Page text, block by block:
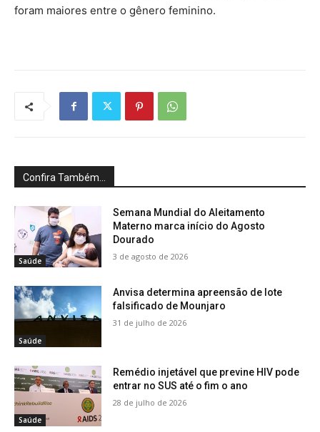
foram maiores entre o gênero feminino.
Confira Também...
Saúde
Semana Mundial do Aleitamento
Materno marca início do Agosto
Dourado
3 de agosto de 2026
Saúde
Anvisa determina apreensão de lote
falsificado de Mounjaro
31 de julho de 2026
Saúde
Remédio injetável que previne HIV pode
entrar no SUS até o fim o ano
28 de julho de 2026